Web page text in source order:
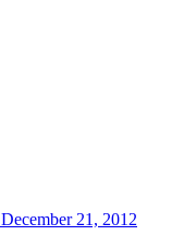
December 21, 2012